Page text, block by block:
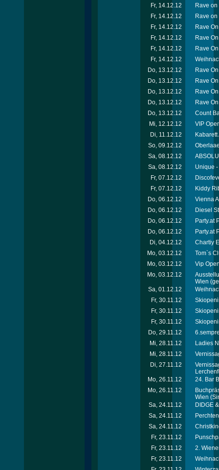
Fr, 14.12.12
Rave
Fr, 14.12.12
Rave
Fr, 14.12.12
Rave
Fr, 14.12.12
Rave
Fr, 14.12.12
Rave
Fr, 14.12.12
Do, 13.12.12
Rave
Do, 13.12.12
Rave
Do, 13.12.12
Rave
Do, 13.12.12
Rave
Do, 13.12.12
Count
Mi, 12.12.12
VIP
Di, 11.12.12
So, 09.12.12
Sa, 08.12.12
Sa, 08.12.12
Unique
Fr, 07.12.12
Fr, 07.12.12
Kiddy
Do, 06.12.12
Vienna
Do, 06.12.12
Diesel
Do, 06.12.12
Party.at
Do, 06.12.12
Party.at
Di, 04.12.12
Chartiy
Mo, 03.12.12
Tom`s
Mo, 03.12.12
Vip
Mo, 03.12.12
Wien
Sa, 01.12.12
Fr, 30.11.12
Fr, 30.11.12
Fr, 30.11.12
Do, 29.11.12
Mi, 28.11.12
Ladies
Mi, 28.11.12
Di, 27.11.12
Mo, 26.11.12
24. Bar
Mo, 26.11.12
Wien
Sa, 24.11.12
DIDGE
Sa, 24.11.12
Sa, 24.11.12
Fr, 23.11.12
Fr, 23.11.12
2.
Fr, 23.11.12